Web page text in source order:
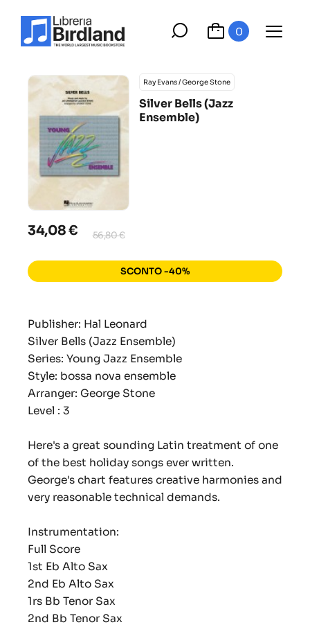
0
Ray Evans / George Stone
Silver Bells (Jazz
Ensemble)
34,08 € 56,80 €
SCONTO -40%
Publisher: Hal Leonard
Silver Bells (Jazz Ensemble)
Series: Young Jazz Ensemble
Style: bossa nova ensemble
Arranger: George Stone
Level : 3
Here's a great sounding Latin treatment of one
of the best holiday songs ever written.
George's chart features creative harmonies and
very reasonable technical demands.
Instrumentation:
Full Score
1st Eb Alto Sax
2nd Eb Alto Sax
1rs Bb Tenor Sax
2nd Bb Tenor Sax